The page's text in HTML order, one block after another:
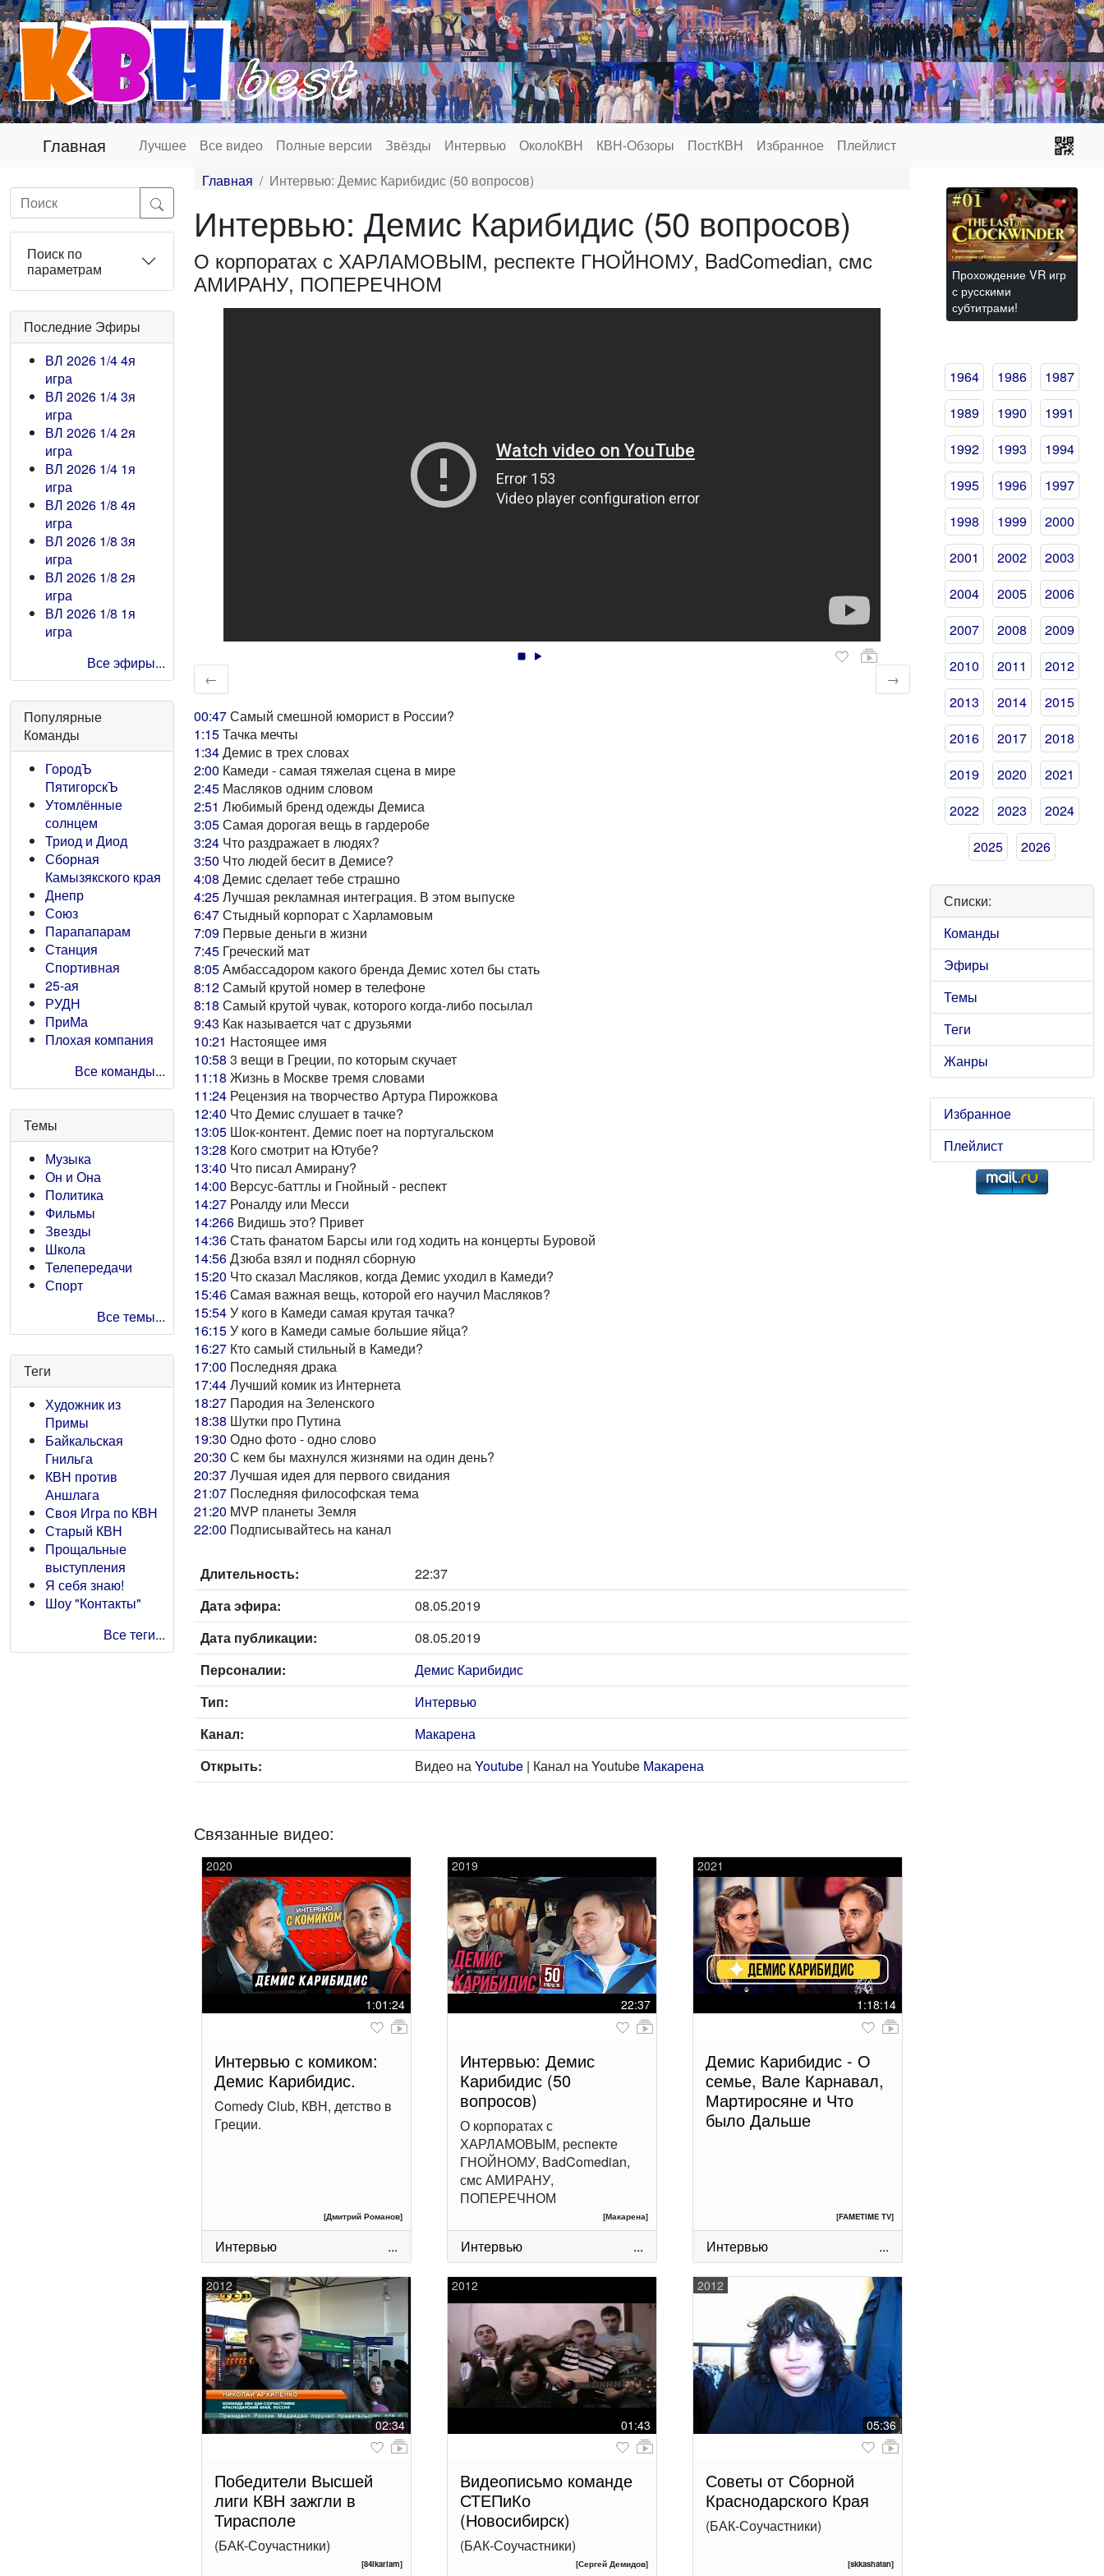
Главная Лучшее Все видео Полные версии Звёзды Интервью ОколоКВН КВН-Обзоры ПостКВН Избранное Плейлист
Поиск по
параметрам
Последние Эфиры
ВЛ 2026 1/4 4я
игра
ВЛ 2026 1/4 3я
игра
ВЛ 2026 1/4 2я
игра
ВЛ 2026 1/4 1я
игра
ВЛ 2026 1/8 4я
игра
ВЛ 2026 1/8 3я
игра
ВЛ 2026 1/8 2я
игра
ВЛ 2026 1/8 1я
игра
Все эфиры...
Популярные
Команды
ГородЪ
ПятигорскЪ
Утомлённые
солнцем
Триод и Диод
Сборная
Камызякского края
Днепр
Союз
Парапапарам
Станция
Спортивная
25-ая
РУДН
ПриМа
Плохая компания
Все команды...
Темы
Музыка
Он и Она
Политика
Фильмы
Звезды
Школа
Телепередачи
Спорт
Все темы...
Теги
Художник из
Примы
Байкальская
Гнильга
КВН против
Аншлага
Своя Игра по КВН
Старый КВН
Прощальные
выступления
Я себя знаю!
Шоу "Контакты"
Все теги...
Главная Интервью: Демис Карибидис (50 вопросов)
Интервью: Демис Карибидис (50 вопросов)
О корпоратах с ХАРЛАМОВЫМ, респекте ГНОЙНОМУ, BadComedian, смс
АМИРАНУ, ПОПЕРЕЧНОМ
←
→
00:47Самый смешной юморист в России?
1:15Тачка мечты
1:34Демис в трех словах
2:00 Камеди - самая тяжелая сцена в мире
2:45 Масляков одним словом
2:51 Любимый бренд одежды Демиса
3:05Самая дорогая вещь в гардеробе
3:24 Что раздражает в людях?
3:50 Что людей бесит в Демисе?
4:08 Демис сделает тебе страшно
4:25Лучшая рекламная интеграция. В этом выпуске
6:47Стыдный корпорат с Харламовым
7:09 Первые деньги в жизни
7:45 Греческий мат
8:05Амбассадором какого бренда Демис хотел бы стать
8:12Самый крутой номер в телефоне
8:18 Самый крутой чувак, которого когда-либо посылал
9:43 Как называется чат с друзьями
10:21 Настоящее имя
10:58 3 вещи в Греции, по которым скучает
11:18 Жизнь в Москве тремя словами
11:24 Рецензия на творчество Артура Пирожкова
12:40 Что Демис слушает в тачке?
13:05 Шок-контент. Демис поет на португальском
13:28 Кого смотрит на Ютубе?
13:40 Что писал Амирану?
14:00 Версус-баттлы и Гнойный - респект
14:27 Роналду или Месси
14:266 Видишь это? Привет
14:36Стать фанатом Барсы или год ходить на концерты Буровой
14:56Дзюба взял и поднял сборную
15:20 Что сказал Масляков, когда Демис уходил в Камеди?
15:46Самая важная вещь, которой его научил Масляков?
15:54У кого в Камеди самая крутая тачка?
16:15У кого в Камеди самые большие яйца?
16:27 Кто самый стильный в Камеди?
17:00 Последняя драка
17:44Лучший комик из Интернета
18:27 Пародия на Зеленского
18:38 Шутки про Путина
19:30 Одно фото - одно слово
20:30 С кем бы махнулся жизнями на один день?
20:37Лучшая идея для первого свидания
21:07 Последняя философская тема
21:20 MVP планеты Земля
22:00 Подписывайтесь на канал
Длительность:
22:37
Дата эфира:
08.05.2019
Дата публикации:
08.05.2019
Персоналии:
Демис Карибидис
Тип:
Интервью
Канал:
Макарена
Открыть:
Видео наYoutube | Канал на Youtube Макарена
Связанные видео:
2020
1:01:24
Интервью с комиком:
Демис Карибидис.
Comedy Club, КВН, детство в
Греции.
[Дмитрий Романов]
Интервью ...
2019
22:37
Интервью: Демис
Карибидис (50
вопросов)
О корпоратах с
ХАРЛАМОВЫМ, респекте
ГНОЙНОМУ, BadComedian,
смс АМИРАНУ,
ПОПЕРЕЧНОМ
[Макарена]
Интервью ...
2021
1:18:14
Демис Карибидис - О
семье, Вале Карнавал,
Мартиросяне и Что
было Дальше
[FAMETIME TV]
Интервью ...
2012
02:34
Победители Высшей
лиги КВН зажгли в
Тирасполе
(БАК-Соучастники)
[84ikariam]
2012
01:43
Видеописьмо команде
СТЕПиКо
(Новосибирск)
(БАК-Соучастники)
[Сергей Демидов]
2012
05:36
Советы от Сборной
Краснодарского Края
(БАК-Соучастники)
[skkashatan]
Прохождение VR игр
с русскими
субтитрами!
1964 1986
1987
1989
1990
1991
1992
1993
1994
1995
1996
1997
1998
1999
2000
2001
2002
2003
2004
2005
2006
2007
2008
2009
2010
2011
2012
2013
2014
2015
2016
2017
2018
2019
2020
2021
2022
2023
2024
2025
2026
Списки:
Команды
Эфиры
Темы
Теги
Жанры
Избранное
Плейлист